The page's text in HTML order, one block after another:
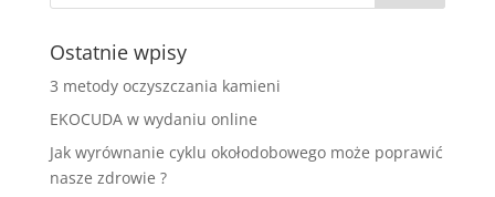
Ostatnie wpisy
3 metody oczyszczania kamieni
EKOCUDA w wydaniu online
Jak wyrównanie cyklu okołodobowego może poprawić
nasze zdrowie ?